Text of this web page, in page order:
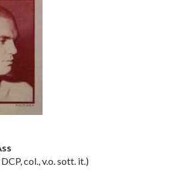
col., v.o. sott. it.)